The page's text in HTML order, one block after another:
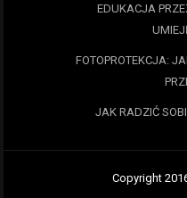
EDUKACJA
FOTOPROTEKCJA:
JAK RADZIĆ
Copyright